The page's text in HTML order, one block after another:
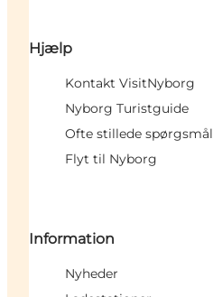
Hjælp
Kontakt VisitNyborg
Nyborg Turistguide
Ofte stillede spørgsmål
Flyt til Nyborg
Information
Nyheder